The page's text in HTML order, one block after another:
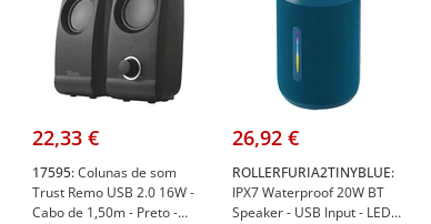
22,33 €
17595:Colunas de som
Trust Remo USB 2.0 16W -
Cabo de 1,50m - Preto -
26,92 €
ROLLERFURIA2TINYBLUE:
IPX7 Waterproof 20W BT
Speaker - USB Input - LED